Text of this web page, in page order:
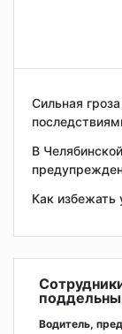
Сильная
В
Как избежать
Водитель,